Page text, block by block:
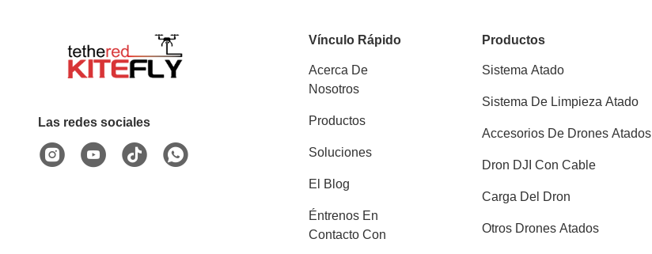
Las redes sociales
Vínculo Rápido
Acerca De
Nosotros
Productos
Soluciones
El Blog
Éntrenos En
Contacto Con
Productos
Sistema Atado
Sistema De Limpieza Atado
Accesorios De Drones Atados
Dron DJI Con Cable
Carga Del Dron
Otros Drones Atados